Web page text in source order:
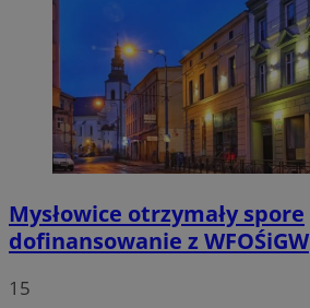
Mysłowice otrzymały spore
dofinansowanie z WFOŚiGW
15